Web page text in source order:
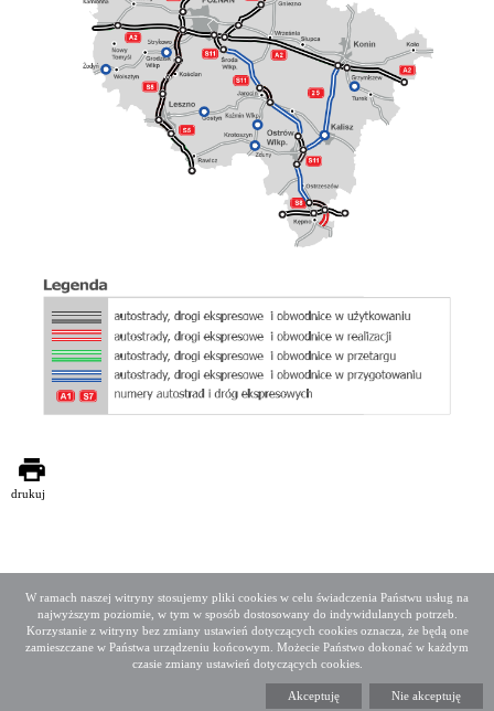
W ramach naszej witryny stosujemy pliki cookies w celu świadczenia Państwu usług na
najwyższym poziomie, w tym w sposób dostosowany do indywidulanych potrzeb.
Korzystanie z witryny bez zmiany ustawień dotyczących cookies oznacza, że będą one
zamieszczane w Państwa urządzeniu końcowym. Możecie Państwo dokonać w każdym
czasie zmiany ustawień dotyczących cookies.
Akceptuję Nie akceptuję
drukuj
Deklaracja dostępności
Mapa serwisu
Media społecznościowe
Twitter Facebook Linkedin
Copyright 2015 GDDKiA
ul. Wronia 53, 00-874 Warszawa, Tel +48 22 375 88 88